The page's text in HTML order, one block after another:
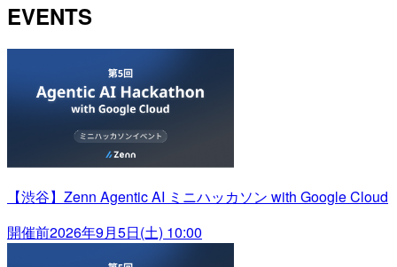
EVENTS
【渋谷】Zenn Agentic AI ミニハッカソン with Google Cloud
開催前2026年9月5日(土) 10:00